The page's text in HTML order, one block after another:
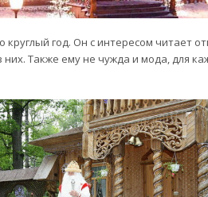
год. Он с интересом читает
Также ему не чужда и мода, для